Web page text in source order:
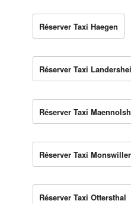
Réserver Taxi Haegen
Réserver Taxi
Réserver Taxi
Réserver Taxi Monswiller
Réserver Taxi Ottersthal